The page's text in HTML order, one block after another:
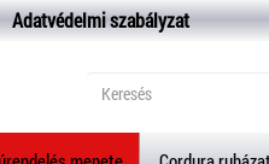
Adatvédelmi szabályzat